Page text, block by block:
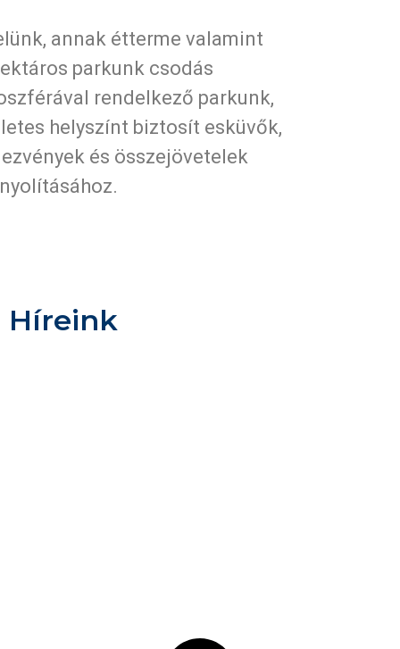
annak étterme valamint
parkunk csodás
rendelkező parkunk,
helyszínt biztosít esküvők,
és összejövetelek
Híreink